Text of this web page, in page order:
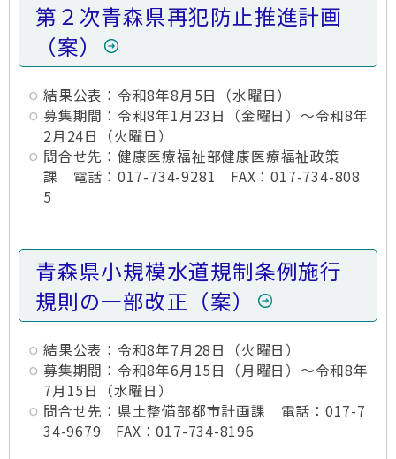
第２次青森県再犯防止推進計画
（案）
結果公表：令和8年8月5日（水曜日）
募集期間：令和8年1月23日（金曜日）～令和8年
2月24日（火曜日）
問合せ先：健康医療福祉部健康医療福祉政策
課 電話：017-734-9281 FAX：017-734-808
5
青森県小規模水道規制条例施行
規則の一部改正（案）
結果公表：令和8年7月28日（火曜日）
募集期間：令和8年6月15日（月曜日）～令和8年
7月15日（水曜日）
問合せ先：県土整備部都市計画課 電話：017-7
34-9679 FAX：017-734-8196